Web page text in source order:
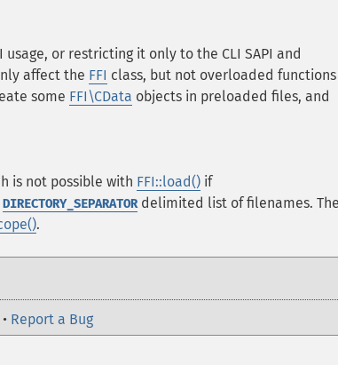
usage, or restricting it only to the CLI SAPI and
affect the FFI class, but not overloaded
some FFI\CData objects in preloaded files, and
is not possible with FFI::load() if
DIRECTORY_SEPARATORdelimited list of filenames.
.
• Report a Bug